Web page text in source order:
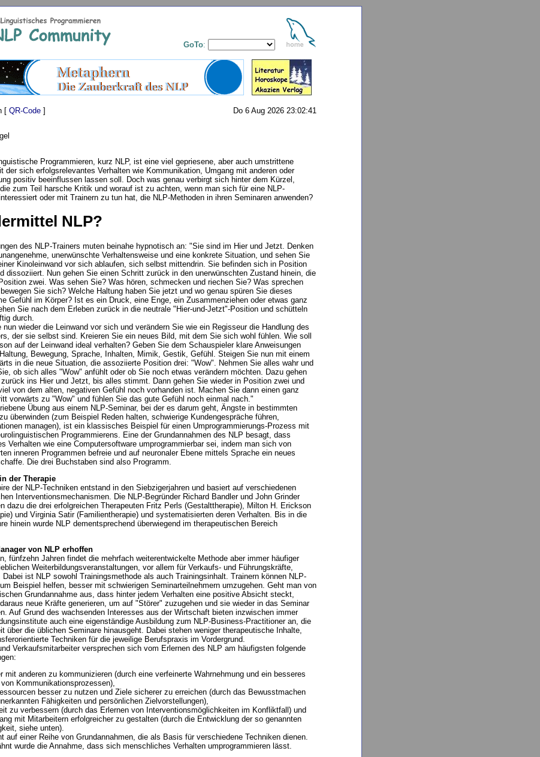
GoTo:
[ QR-Code ] Do 6 Aug 2026 23:02:41
Programmieren, kurz NLP, ist eine viel gepriesene, aber auch umstrittene
der sich erfolgsrelevantes Verhalten wie Kommunikation, Umgang mit anderen oder
positiv beeinflussen lassen soll. Doch was genau verbirgt sich hinter dem Kürzel,
zum Teil harsche Kritik und worauf ist zu achten, wenn man sich für eine NLP-
oder mit Trainern zu tun hat, die NLP-Methoden in ihren Seminaren anwenden?
NLP?
des NLP-Trainers muten beinahe hypnotisch an: "Sie sind im Hier und Jetzt. Denken
unerwünschte Verhaltensweise und eine konkrete Situation, und sehen Sie
Kinoleinwand vor sich ablaufen, sich selbst mittendrin. Sie befinden sich in Position
dissoziiert. Nun gehen Sie einen Schritt zurück in den unerwünschten Zustand hinein, die
zwei. Was sehen Sie? Was hören, schmecken und riechen Sie? Was sprechen
Sie sich? Welche Haltung haben Sie jetzt und wo genau spüren Sie dieses
Gefühl im Körper? Ist es ein Druck, eine Enge, ein Zusammenziehen oder etwas ganz
Sie nach dem Erleben zurück in die neutrale "Hier-und-Jetzt"-Position und schütteln
durch.
wieder die Leinwand vor sich und verändern Sie wie ein Regisseur die Handlung des
der sie selbst sind. Kreieren Sie ein neues Bild, mit dem Sie sich wohl fühlen. Wie soll
auf der Leinwand ideal verhalten? Geben Sie dem Schauspieler klare Anweisungen
Bewegung, Sprache, Inhalten, Mimik, Gestik, Gefühl. Steigen Sie nun mit einem
in die neue Situation, die assoziierte Position drei: "Wow". Nehmen Sie alles wahr und
ob sich alles "Wow" anfühlt oder ob Sie noch etwas verändern möchten. Dazu gehen
ins Hier und Jetzt, bis alles stimmt. Dann gehen Sie wieder in Position zwei und
von dem alten, negativen Gefühl noch vorhanden ist. Machen Sie dann einen ganz
vorwärts zu "Wow" und fühlen Sie das gute Gefühl noch einmal nach."
Übung aus einem NLP-Seminar, bei der es darum geht, Ängste in bestimmten
überwinden (zum Beispiel Reden halten, schwierige Kundengespräche führen,
managen), ist ein klassisches Beispiel für einen Umprogrammierungs-Prozess mit
Programmierens. Eine der Grundannahmen des NLP besagt, dass
Verhalten wie eine Computersoftware umprogrammierbar sei, indem man sich von
inneren Programmen befreie und auf neuronaler Ebene mittels Sprache ein neues
Die drei Buchstaben sind also Programm.
der Therapie
der NLP-Techniken entstand in den Siebzigerjahren und basiert auf verschiedenen
Interventionsmechanismen. Die NLP-Begründer Richard Bandler und John Grinder
dazu die drei erfolgreichen Therapeuten Fritz Perls (Gestalttherapie), Milton H. Erickson
und Virginia Satir (Familientherapie) und systematisierten deren Verhalten. Bis in die
hinein wurde NLP dementsprechend überwiegend im therapeutischen Bereich
von NLP erhoffen
fünfzehn Jahren findet die mehrfach weiterentwickelte Methode aber immer häufiger
Weiterbildungsveranstaltungen, vor allem für Verkaufs- und Führungskräfte,
Dabei ist NLP sowohl Trainingsmethode als auch Trainingsinhalt. Trainern können NLP-
Beispiel helfen, besser mit schwierigen Seminarteilnehmern umzugehen. Geht man von
Grundannahme aus, dass hinter jedem Verhalten eine positive Absicht steckt,
neue Kräfte generieren, um auf "Störer" zuzugehen und sie wieder in das Seminar
Auf Grund des wachsenden Interesses aus der Wirtschaft bieten inzwischen immer
auch eine eigenständige Ausbildung zum NLP-Business-Practitioner an, die
über die üblichen Seminare hinausgeht. Dabei stehen weniger therapeutische Inhalte,
Techniken für die jeweilige Berufspraxis im Vordergrund.
Verkaufsmitarbeiter versprechen sich vom Erlernen des NLP am häufigsten folgende
mit anderen zu kommunizieren (durch eine verfeinerte Wahrnehmung und ein besseres
Kommunikationsprozessen),
besser zu nutzen und Ziele sicherer zu erreichen (durch das Bewusstmachen
Fähigkeiten und persönlichen Zielvorstellungen),
zu verbessern (durch das Erlernen von Interventionsmöglichkeiten im Konfliktfall) und
mit Mitarbeitern erfolgreicher zu gestalten (durch die Entwicklung der so genannten
siehe unten).
auf einer Reihe von Grundannahmen, die als Basis für verschiedene Techniken dienen.
wurde die Annahme, dass sich menschliches Verhalten umprogrammieren lässt.